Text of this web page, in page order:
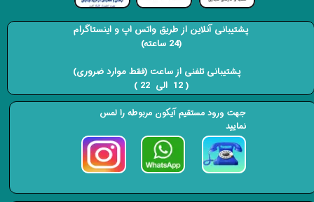
پشتیبانی آنلاین از طریق واتس اپ و اینستاگرام
(24 ساعته)
​​​​​​​ پشتیبانی تلفنی از ساعت (فقط موارد ضروری)
( 12 الی 22 ) ​​​​​​​
جهت ورود مستقیم آیکون مربوطه را لمس
نمایید